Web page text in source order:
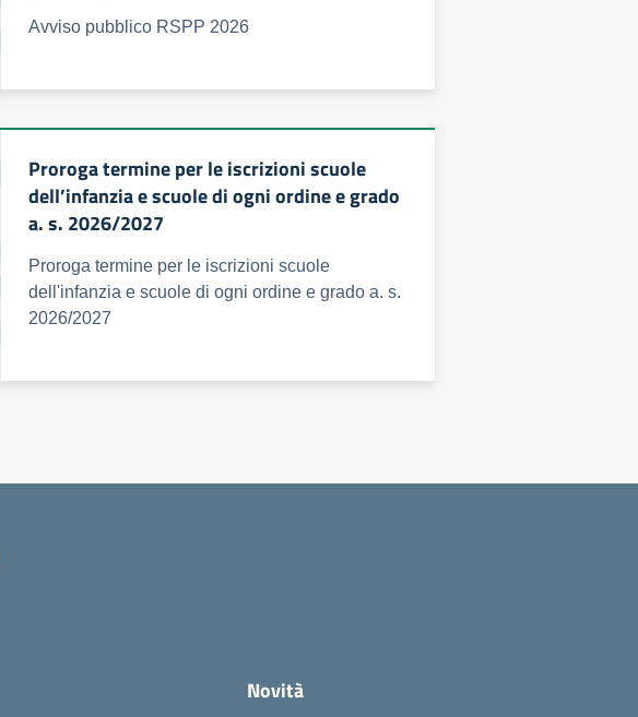
Avviso pubblico RSPP 2026
Proroga termine per le iscrizioni scuole
dell’infanzia e scuole di ogni ordine e grado
a. s. 2026/2027
Proroga termine per le iscrizioni scuole
dell'infanzia e scuole di ogni ordine e grado a. s.
2026/2027
Novità